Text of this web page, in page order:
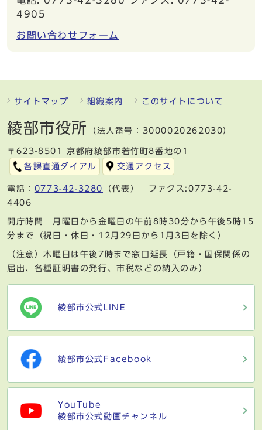
4905
お問い合わせフォーム
サイトマップ 組織案内 このサイトについて
綾部市役所 （法人番号：3000020262030）
〒623-8501 京都府綾部市若竹町8番地の1
各課直通ダイアル
交通アクセス
電話： 0773-42-3280
（代表） ファクス:0773-42-
4406
開庁時間 月曜日から金曜日の午前8時30分から午後5時15
分まで（祝日・休日・12月29日から1月3日を除く）
（注意）木曜日は午後7時まで窓口延長（戸籍・国保関係の
届出、各種証明書の発行、市税などの納入のみ）
綾部市公式LINE
綾部市公式Facebook
YouTube
綾部市公式動画チャンネル